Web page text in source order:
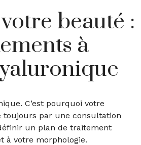
beauté :
à
C’est pourquoi votre
toujours par une consultation
un plan de traitement
à votre morphologie.